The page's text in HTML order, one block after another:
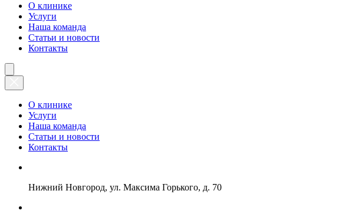
О клинике
Услуги
Наша команда
Статьи и новости
Контакты
О клинике
Услуги
Наша команда
Статьи и новости
Контакты
Нижний Новгород, ул. Максима Горького, д. 70